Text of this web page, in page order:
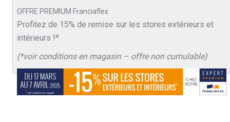
OFFRE PREMIUM Franciaflex
Profitez de 15% de remise sur les stores extérieurs et
intérieurs !*
(*voir conditions en magasin – offre non cumulable)